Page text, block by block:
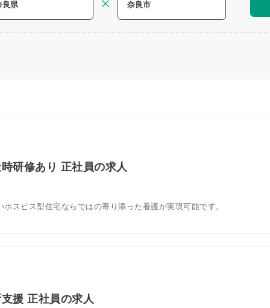
研修あり 正社員の求人
スピス型住宅ならではの寄り添った看護が実現可能です。
援 正社員の求人